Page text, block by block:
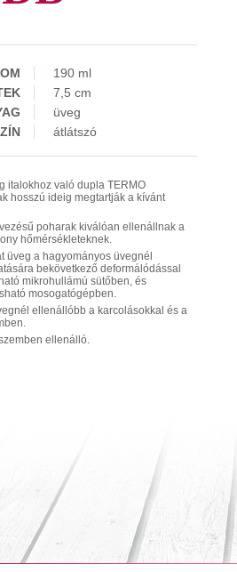
190 ml
7,5 cm
üveg
átlátszó
italokhoz való dupla TERMO
hosszú ideig megtartják a kívánt
poharak kiválóan ellenállnak a
hőmérsékleteknek.
üveg a hagyományos üvegnél
bekövetkező deformálódással
mikrohullámú sütőben, és
mosogatógépben.
ellenállóbb a karcolásokkal és a
ellenálló.